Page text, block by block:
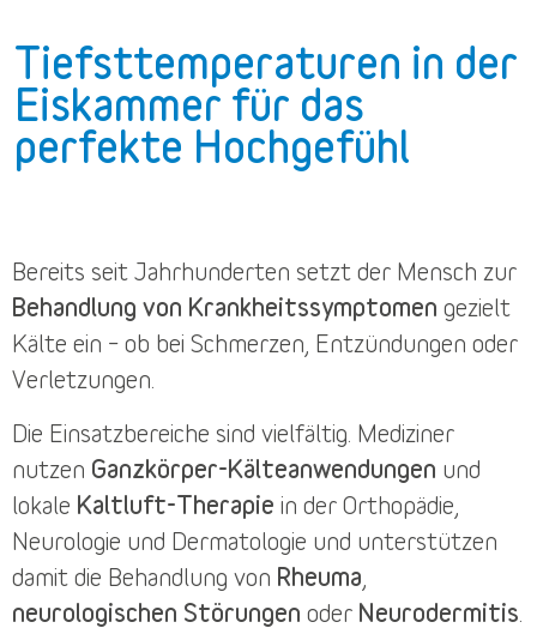
Tiefsttemperaturen in der
Eiskammer für das
perfekte Hochgefühl
Bereits seit Jahrhunderten setzt der Mensch zur
Behandlung von Krankheitssymptomen gezielt
Kälte ein – ob bei Schmerzen, Entzündungen oder
Verletzungen.
Die Einsatzbereiche sind vielfältig. Mediziner
nutzen Ganzkörper-Kälteanwendungen und
lokale Kaltluft-Therapie in der Orthopädie,
Neurologie und Dermatologie und unterstützen
damit die Behandlung von Rheuma
neurologischen Störungen oder Neurodermitis